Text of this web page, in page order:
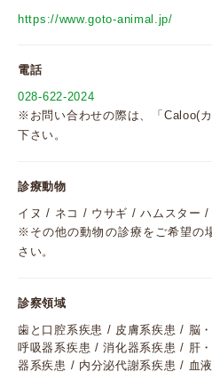
https://www.goto-animal.jp/
電話
028-622-2024
※お問い合わせの際は、「Caloo(
下さい。
診療動物
イヌ / ネコ / ウサギ / ハムスター /
※その他の動物の診療をご希望の
さい。
診察領域
歯と口腔系疾患 / 皮膚系疾患 / 脳
呼吸器系疾患 / 消化器系疾患 / 肝
器系疾患 / 内分泌代謝系疾患 / 血